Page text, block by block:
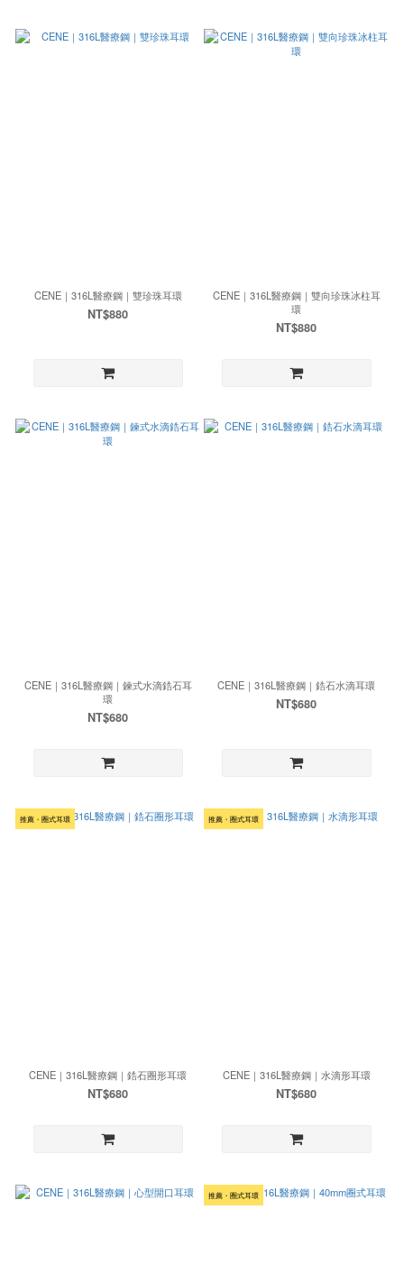
CENE｜316L醫療鋼｜雙珍珠耳環
NT$880
CENE｜316L醫療鋼｜雙向珍珠冰柱耳
環
NT$880
CENE｜316L醫療鋼｜鍊式水滴鋯石耳
環
NT$680
CENE｜316L醫療鋼｜鋯石水滴耳環
NT$680
推薦・圈式耳環
CENE｜316L醫療鋼｜鋯石圈形耳環
NT$680
推薦・圈式耳環
CENE｜316L醫療鋼｜水滴形耳環
NT$680
推薦・圈式耳環